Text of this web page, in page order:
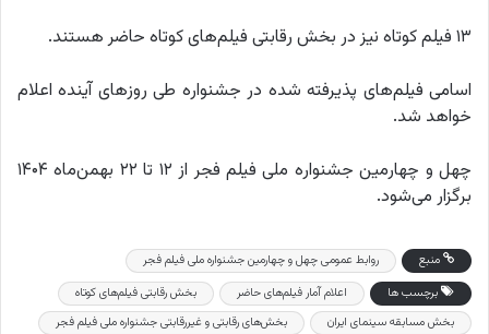
۱۳ فیلم کوتاه نیز در بخش رقابتی فیلم‌های کوتاه حاضر هستند.
اسامی فیلم‌های پذیرفته شده در جشنواره طی روزهای آینده اعلام
خواهد شد.
چهل و چهارمین جشنواره‌ ملی فیلم فجر از ۱۲ تا ۲۲ بهمن‌ماه ۱۴۰۴
برگزار می‌شود.
منبع
روابط عمومی چهل و چهارمین جشنواره‌ ملی فیلم فجر
برچسب ها
اعلام آمار فیلم‌های حاضر
بخش رقابتی فیلم‌های کوتاه
بخش مسابقه سینمای ایران
بخش‌های رقابتی و غیررقابتی جشنواره‌ ملی فیلم فجر